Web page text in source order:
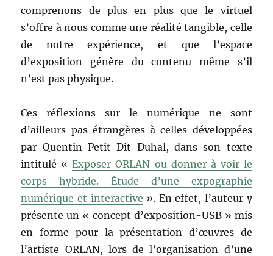
comprenons de plus en plus que le virtuel
s’offre à nous comme une réalité tangible, celle
de notre expérience, et que l’espace
d’exposition génère du contenu même s’il
n’est pas physique.
Ces réflexions sur le numérique ne sont
d’ailleurs pas étrangères à celles développées
par Quentin Petit Dit Duhal, dans son texte
intitulé «Exposer ORLAN ou donner à voir le
corps hybride. Étude d’une expographie
numérique et interactive ». En effet, l’auteur y
présente un « concept d’exposition-USB » mis
en forme pour la présentation d’œuvres de
l’artiste ORLAN, lors de l’organisation d’une